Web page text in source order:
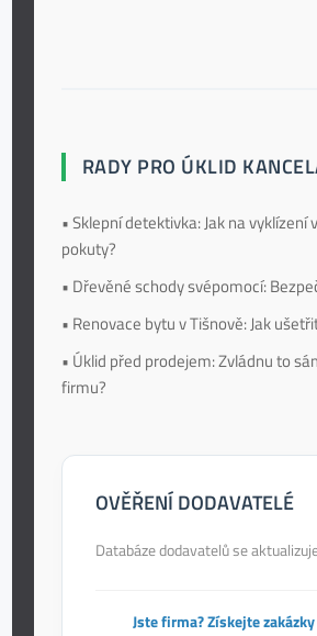
RADY PRO ÚKLID
• Sklepní detektivka: Jak na vyklízení
pokuty?
• Dřevěné schody svépomocí:
• Renovace bytu v Tišnově: Jak
• Úklid před prodejem: Zvládnu to
firmu?
OVĚŘENÍ DODAVATELÉ
Databáze dodavatelů se
Jste firma? Získejte